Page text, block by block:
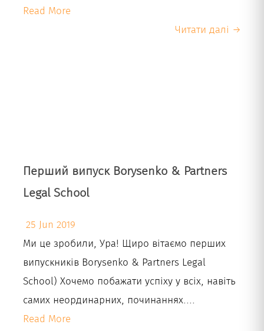
Read More
Читати далі →
Перший випуск Borysenko & Partners
Legal School
25 Jun 2019
Ми це зробили, Ура! Щиро вітаємо перших
випускників Borysenko & Partners Legal
School) Хочемо побажати успіху у всіх, навіть
самих неординарних, починаннях....
Read More